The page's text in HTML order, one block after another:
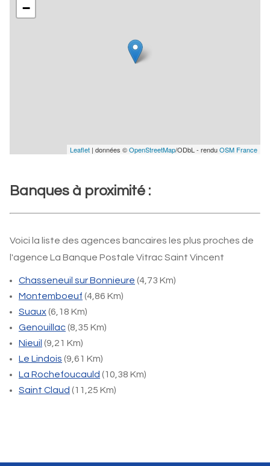
−
Leaflet | données ©OpenStreetMap/ODbL - renduOSM France
Banques à proximité :
Voici la liste des agences bancaires les plus proches de
l'agence La Banque Postale Vitrac Saint Vincent
Chasseneuil sur Bonnieure (4,73 Km)
Montemboeuf (4,86 Km)
Suaux(6,18 Km)
Genouillac(8,35 Km)
Nieuil (9,21 Km)
Le Lindois (9,61 Km)
La Rochefoucauld (10,38 Km)
Saint Claud (11,25 Km)